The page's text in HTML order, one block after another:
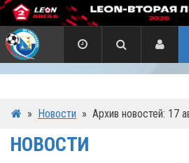
» Новости » Архив новостей: 17
НОВОСТИ